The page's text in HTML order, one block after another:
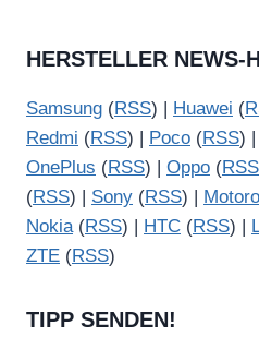
HERSTELLER NEWS-
Samsung (RSS) | Huawei (
Redmi (RSS) | Poco (RSS) |
OnePlus (RSS) | Oppo (RSS
(RSS) | Sony (RSS) |
Nokia(RSS) | HTC (RSS) |
ZTE (RSS)
TIPP SENDEN!